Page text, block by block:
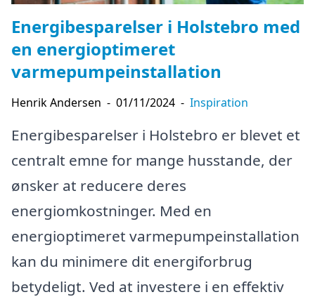
Energibesparelser i Holstebro med
en energioptimeret
varmepumpeinstallation
Henrik Andersen - 01/11/2024 - Inspiration
Energibesparelser i Holstebro er blevet et
centralt emne for mange husstande, der
ønsker at reducere deres
energiomkostninger. Med en
energioptimeret varmepumpeinstallation
kan du minimere dit energiforbrug
betydeligt. Ved at investere i en effektiv